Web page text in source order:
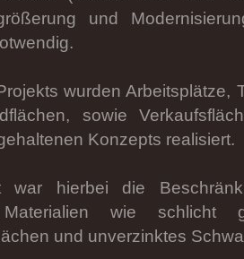
und
wurden Arbeitsplätze,
sowie
Konzepts realisiert.
war hierbei die
Materialien wie schlicht
und unverzinktes